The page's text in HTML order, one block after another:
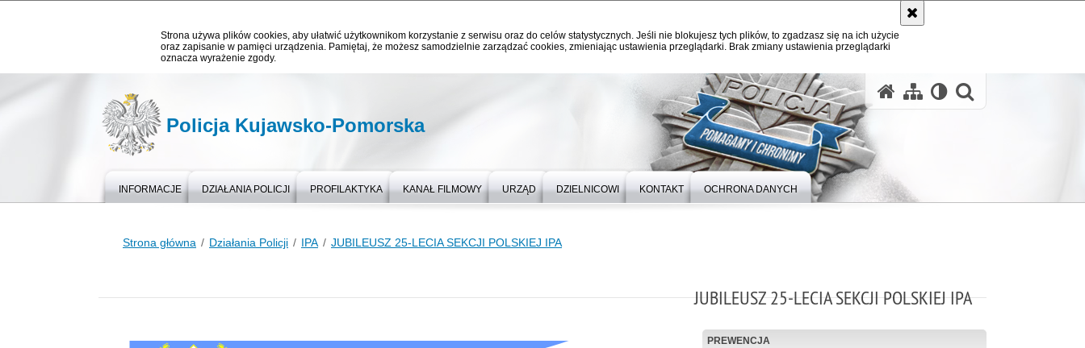
Strona używa plików cookies, aby ułatwić użytkownikom korzystanie z serwisu oraz do celów statystycznych. Jeśli nie blokujesz tych plików, to zgadzasz się na ich użycie
oraz zapisanie w pamięci urządzenia. Pamiętaj, że możesz samodzielnie zarządzać cookies, zmieniając ustawienia przeglądarki. Brak zmiany ustawienia przeglądarki
oznacza wyrażenie zgody.
Policja Kujawsko-Pomorska
INFORMACJE DZIAŁANIA POLICJI PROFILAKTYKA KANAŁ FILMOWY URZĄD DZIELNICOWI KONTAKT OCHRONA DANYCH
Strona główna Działania Policji IPA JUBILEUSZ 25-LECIA SEKCJI POLSKIEJ IPA
JUBILEUSZ 25-LECIA SEKCJI POLSKIEJ IPA
PREWENCJA